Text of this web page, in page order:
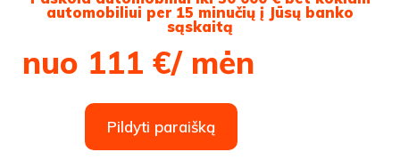
automobiliui per 15 minučių į Jūsų banko
sąskaitą
nuo 111 €/ mėn
Pildyti paraišką